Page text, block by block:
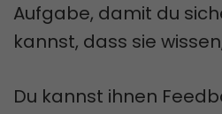
Aufgabe, damit du
kannst, dass sie
Du kannst ihnen